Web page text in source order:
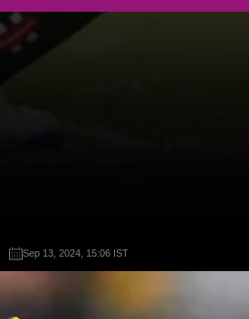
Sep 13, 2024, 15:06 IST
Sep 13, 2024, 15:06 IST